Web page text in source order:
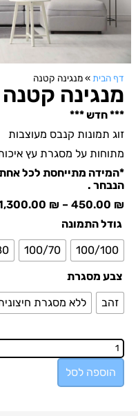
דף הבית»מנגינה קטנה
מנגינה קטנה
*** חדש ***
זוג תמונות קנבס מעוצבות
מתוחות על מסגרת עץ
*המידה מתייחסת לכל
הנבחר .
450.00 ₪
–
₪
גודל התמונה
100/100
100/70
צבע מסגרת
זהב
ללא מסגרת
הוספה לסל